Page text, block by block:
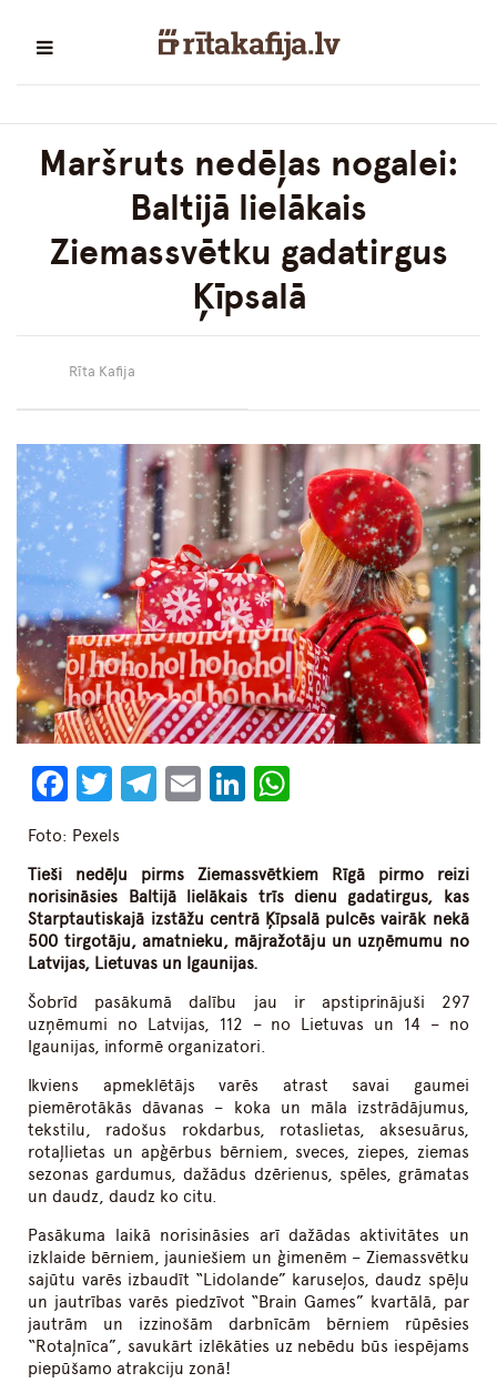
Maršruts nedēļas nogalei:
Baltijā lielākais
Ziemassvētku gadatirgus
Ķīpsalā
Rīta Kafija
Facebook
Twitter
Telegram
EmailLinkedIn
Foto: Pexels
Tieši nedēļu pirms Ziemassvētkiem Rīgā pirmo reizi
norisināsies Baltijā lielākais trīs dienu gadatirgus, kas
Starptautiskajā izstāžu centrā Ķīpsalā pulcēs vairāk nekā
500 tirgotāju, amatnieku, mājražotāju un uzņēmumu no
Latvijas, Lietuvas un Igaunijas.
Šobrīd pasākumā dalību jau ir apstiprinājuši 297
uzņēmumi no Latvijas, 112 – no Lietuvas un 14 – no
Igaunijas, informē organizatori.
Ikviens apmeklētājs varēs atrast savai gaumei
piemērotākās dāvanas – koka un māla izstrādājumus,
tekstilu, radošus rokdarbus, rotaslietas, aksesuārus,
rotaļlietas un apģērbus bērniem, sveces, ziepes, ziemas
sezonas gardumus, dažādus dzērienus, spēles, grāmatas
un daudz, daudz ko citu.
Pasākuma laikā norisināsies arī dažādas aktivitātes un
izklaide bērniem, jauniešiem un ģimenēm – Ziemassvētku
sajūtu varēs izbaudīt “Lidolande” karuseļos, daudz spēļu
un jautrības varēs piedzīvot “Brain Games” kvartālā, par
jautrām un izzinošām darbnīcām bērniem rūpēsies
“Rotaļnīca”, savukārt izlēkāties uz nebēdu būs iespējams
piepūšamo atrakciju zonā!